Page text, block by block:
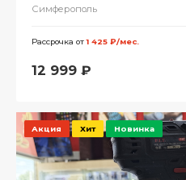
Симферополь
Рассрочка от1 425 ₽/мес.
12 999 ₽
Акция Хит Новинка